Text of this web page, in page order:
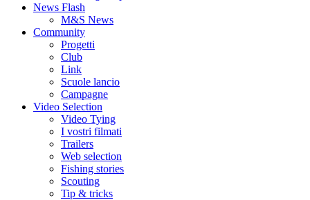
News Flash
M&S News
Community
Progetti
Club
Link
Scuole lancio
Campagne
Video Selection
Video Tying
I vostri filmati
Trailers
Web selection
Fishing stories
Scouting
Tip & tricks